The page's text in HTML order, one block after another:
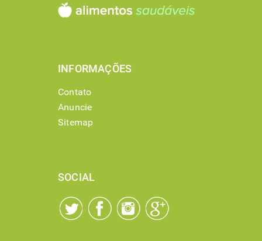
INFORMAÇÕES
Contato
Anuncie
Sitemap
SOCIAL